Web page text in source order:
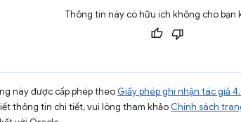
Thông tin này có hữu ích không cho bạn
này được cấp phép theo Giấy phép ghi nhận tác giả
thông tin chi tiết, vui lòng tham khảo Chính sách